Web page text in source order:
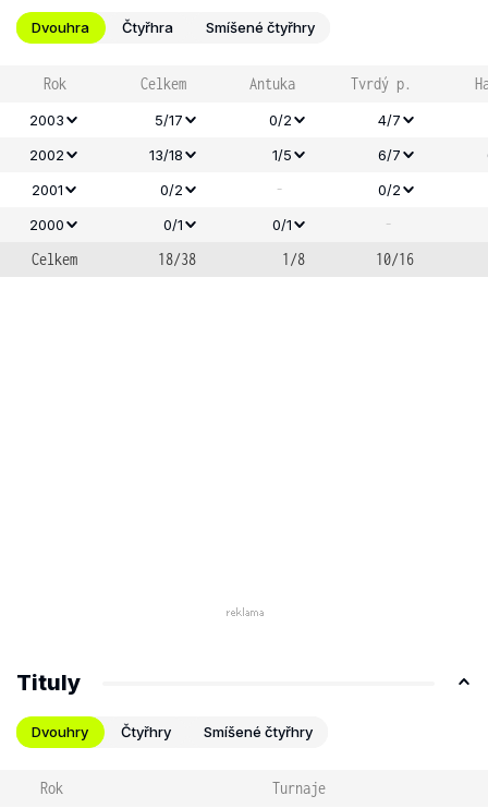
Dvouhra Čtyřhra Smíšené čtyřhry
Rok Celkem Antuka Tvrdý p.
2003 5/17 0/2
4/7
2002
13/18 1/5 6/7
2001
0/2 -
0/2
2000
0/1 0/1
-
Celkem
18/38 1/8 10/16
Tituly
Dvouhry Čtyřhry Smíšené čtyřhry
Rok Turnaje